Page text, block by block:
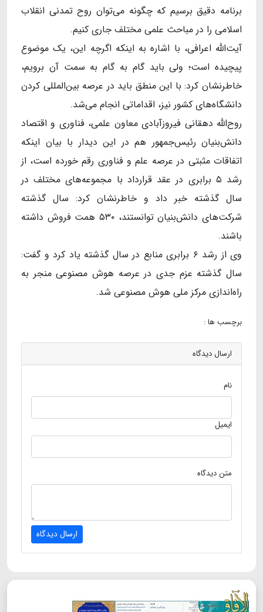
برنامه دقیق برسیم که چگونه می‌توان روح تمدنی انقلاب
اسلامی را در مباحث علمی مختلف جاری کنیم.
آیت‌الله اعرافی، با اشاره به اینکه اگرچه این، یک موضوع
پیچیده است؛ ولی باید گام به گام به سمت آن برویم،
خاطرنشان کرد: با این منطق باید در عرصه بین‌المللی کردن
دانشگاه‌های کشور نیز، اقداماتی انجام می‌شد.
روح‌الله دهقانی فیروزآبادی معاون علمی، فناوری و اقتصاد
دانش‌بنیان رئیس‌جمهور هم در این دیدار با بیان اینکه
اتفاقات مثبتی در عرصه علم و فناوری رقم خورده است، از
رشد ۵ برابری در عقد قرارداد با مجموعه‌های مختلف در
سال گذشته خبر داد و خاطرنشان کرد: سال گذشته
شرکت‌های دانش‌بنیان توانستند، ۵۳۰ همت فروش داشته
باشند.
وی از رشد ۶ برابری منابع در سال گذشته یاد کرد و گفت:
سال گذشته عزم جدی در عرصه هوش مصنوعی منجر به
راه‌اندازی مرکز ملی هوش مصنوعی شد.
برچسب ها :
ارسال دیدگاه
نام
ایمیل
متن دیدگاه
ارسال دیدگاه